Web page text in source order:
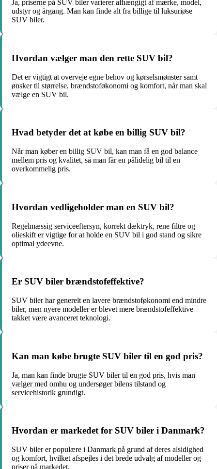
Ja, priserne på SUV biler varierer afhængigt af mærke, model,
udstyr og årgang. Man kan finde alt fra billige til luksuriøse
SUV biler.
Hvordan vælger man den rette SUV bil?
Det er vigtigt at overveje egne behov og kørselsmønster samt
ønsker til størrelse, brændstoføkonomi og komfort, når man skal
vælge en SUV bil.
Hvad betyder det at købe en billig SUV bil?
Når man køber en billig SUV bil, kan man få en god balance
mellem pris og kvalitet, så man får en pålidelig bil til en
overkommelig pris.
Hvordan vedligeholder man en SUV bil?
Regelmæssig serviceeftersyn, korrekt dæktryk, rene filtre og
olieskift er vigtige for at holde en SUV bil i god stand og sikre
optimal ydeevne.
Er SUV biler brændstofeffektive?
SUV biler har generelt en lavere brændstoføkonomi end mindre
biler, men nyere modeller er blevet mere brændstofeffektive
takket være avanceret teknologi.
Kan man købe brugte SUV biler til en god pris?
Ja, man kan finde brugte SUV biler til en god pris, hvis man
vælger med omhu og undersøger bilens tilstand og
servicehistorik grundigt.
Hvordan er markedet for SUV biler i Danmark?
SUV biler er populære i Danmark på grund af deres alsidighed
og komfort, hvilket afspejles i det brede udvalg af modeller og
priser på markedet.